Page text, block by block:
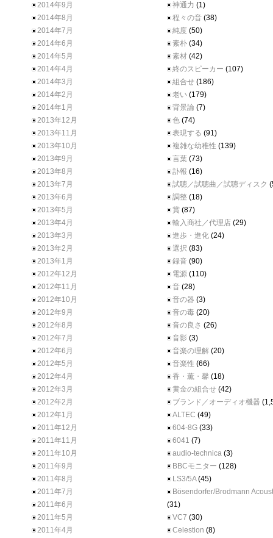
2014年9月
2014年8月
2014年7月
2014年6月
2014年5月
2014年4月
2014年3月
2014年2月
2014年1月
2013年12月
2013年11月
2013年10月
2013年9月
2013年8月
2013年7月
2013年6月
2013年5月
2013年4月
2013年3月
2013年2月
2013年1月
2012年12月
2012年11月
2012年10月
2012年9月
2012年8月
2012年7月
2012年6月
2012年5月
2012年4月
2012年3月
2012年2月
2012年1月
2011年12月
2011年11月
2011年10月
2011年9月
2011年8月
2011年7月
2011年6月
2011年5月
2011年4月
神通力 (1)
程々の音 (38)
純度 (50)
素朴 (34)
素材 (42)
終のスピーカー (107)
組合せ (186)
老い (179)
背景論 (7)
色 (74)
表現する (91)
複雑な幼稚性 (139)
言葉 (73)
訃報 (16)
試聴／試聴曲／試聴ディスク
調整 (18)
賞 (87)
輸入商社／代理店 (29)
進歩・進化 (24)
選択 (83)
録音 (90)
電源 (110)
音 (28)
音の器 (3)
音の毒 (20)
音の良さ (26)
音影 (3)
音楽の理解 (20)
音楽性 (66)
香・薫・馨 (18)
黄金の組合せ (42)
ブランド／オーディオ機器
ALTEC (49)
604-8G (33)
6041 (7)
audio-technica (3)
BBCモニター (128)
LS3/5A(45)
Bösendorfer/Brodmann
(31)
VC7 (30)
Celestion (8)